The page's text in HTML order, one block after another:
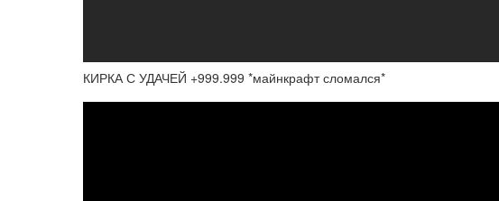
КИРКА С УДАЧЕЙ +999.999 *майнкрафт сломался*